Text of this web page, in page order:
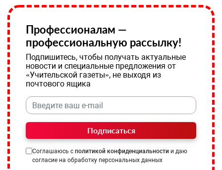
Профессионалам —
профессиональную рассылку!
Подпишитесь, чтобы получать актуальные
новости и специальные предложения от
«Учительской газеты», не выходя из
почтового ящика
Подписаться
Соглашаюсь с политикой конфиденциальности и даю
согласие на обработку персональных данных